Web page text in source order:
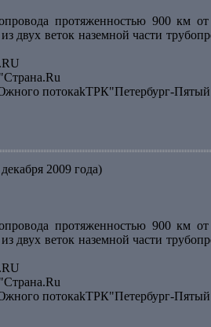
протяженностью 900 км
двух веток наземной части
потокаkТРК"Петербург-
2009 года)
протяженностью 900 км
двух веток наземной части
потокаkТРК"Петербург-